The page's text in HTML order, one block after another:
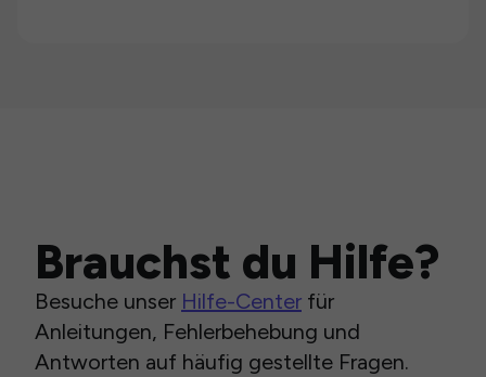
Brauchst du Hilfe?
Besuche unser Hilfe-Center für
Anleitungen, Fehlerbehebung und
Antworten auf häufig gestellte Fragen.